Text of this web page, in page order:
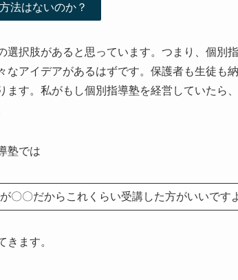
法はないのか？
選択肢があると思っています。つまり、個別
なアイデアがあるはずです。保護者も生徒も
ます。私がもし個別指導塾を経営していたら
塾では
〇〇だからこれくらい受講した方がいいです
きます。